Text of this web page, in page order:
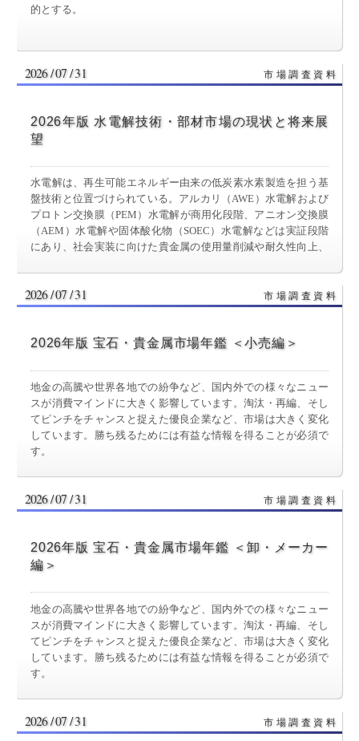
的とする。
2026 / 07 / 31
2026年版 水電解技術・部材市場の現状と将来展
望
水電解は、再生可能エネルギー由来の低炭素水素製造を担う基
盤技術と位置づけられている。アルカリ（AWE）水電解および
プロトン交換膜（PEM）水電解が商用化段階、アニオン交換膜
（AEM）水電解や固体酸化物（SOEC）水電解などは実証段階
にあり、社会実装に向けた貴金属の使用量削減や耐久性向上、
2026 / 07 / 31
2026年版 宝石・貴金属市場年鑑 ＜小売編＞
地金の高騰や世界各地での紛争など、国内外での様々なニュー
スが消費マインドに大きく影響しています。淘汰・再編、そし
てピンチをチャンスと捉えた優良企業など、市場は大きく変化
しています。勝ち残るためには有益な情報を得ることが必須で
す。
2026 / 07 / 31
2026年版 宝石・貴金属市場年鑑 ＜卸・メーカー
編＞
地金の高騰や世界各地での紛争など、国内外での様々なニュー
スが消費マインドに大きく影響しています。淘汰・再編、そし
てピンチをチャンスと捉えた優良企業など、市場は大きく変化
しています。勝ち残るためには有益な情報を得ることが必須で
す。
2026 / 07 / 31